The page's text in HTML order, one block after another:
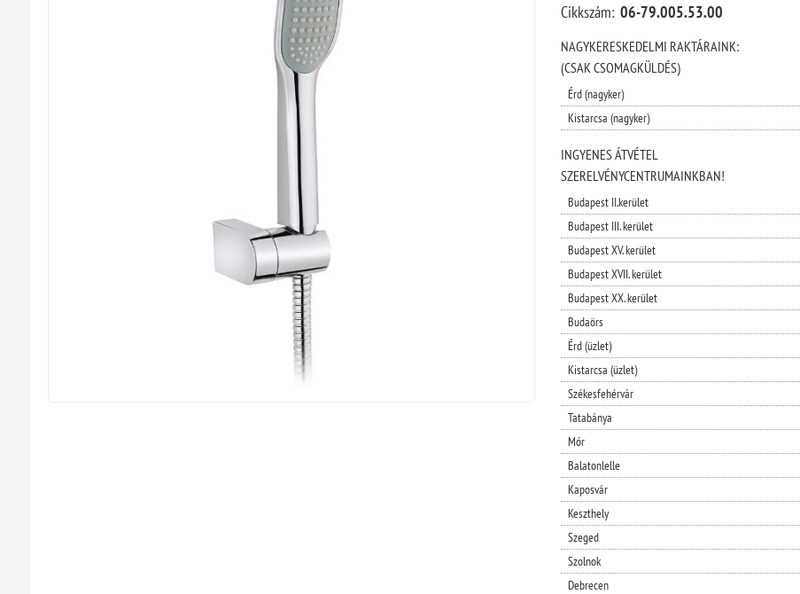
Cikkszám: 06-79.005.53.00
NAGYKERESKEDELMI RAKTÁRAINK:
(CSAK CSOMAGKÜLDÉS)
Érd (nagyker)
Kistarcsa (nagyker)
INGYENES ÁTVÉTEL
SZERELVÉNYCENTRUMAINKBAN!
Budapest II.kerület
Budapest III. kerület
Budapest XV. kerület
Budapest XVII. kerület
Budapest XX. kerület
Budaörs
Érd (üzlet)
Kistarcsa (üzlet)
Székesfehérvár
Tatabánya
Mór
Balatonlelle
Kaposvár
Keszthely
Szeged
Szolnok
Debrecen